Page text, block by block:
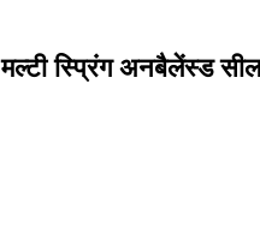
मल्टी स्प्रिंग अनबैलेंस्ड सील